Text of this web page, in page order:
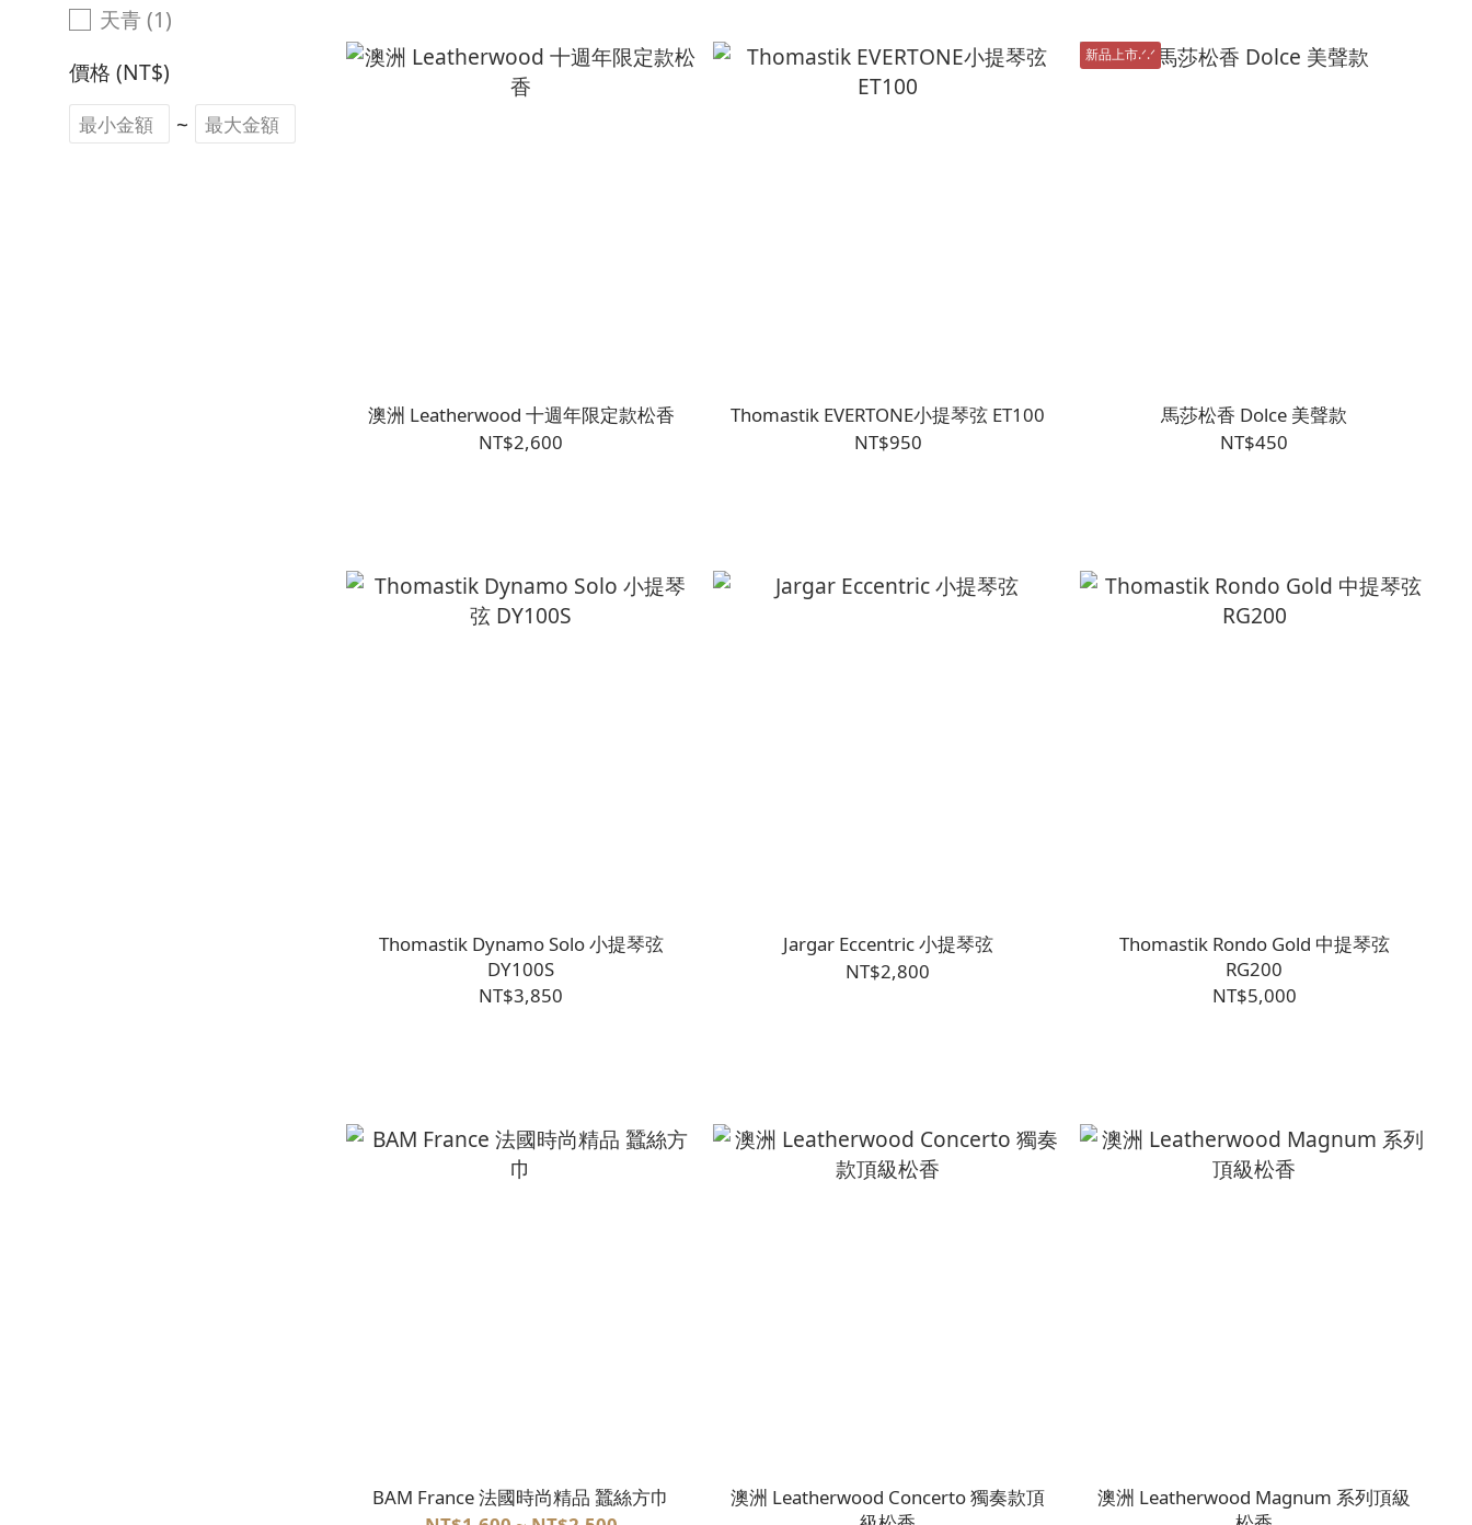
天青 (1)
價格 (NT$)
~
澳洲 Leatherwood 十週年限定款松香
NT$2,600
Thomastik EVERTONE小提琴弦 ET100
NT$950
新品上市.ᐟ.ᐟ
馬莎松香 Dolce 美聲款
NT$450
Thomastik Dynamo Solo 小提琴弦
DY100S
NT$3,850
Jargar Eccentric 小提琴弦
NT$2,800
Thomastik Rondo Gold 中提琴弦
RG200
NT$5,000
BAM France 法國時尚精品 蠶絲方巾
澳洲 Leatherwood Concerto 獨奏款頂
澳洲 Leatherwood Magnum 系列頂級